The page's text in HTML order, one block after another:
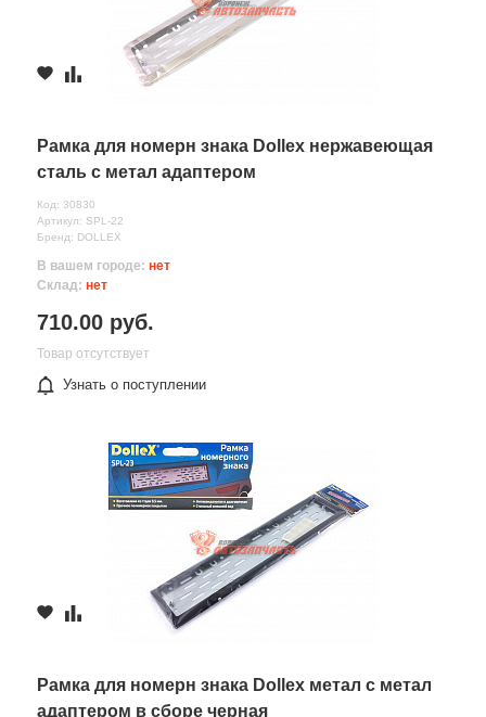
Рамка для номерн знака Dollex нержавеющая
сталь с метал адаптером
Код: 30830
Артикул: SPL-22
Бренд: DOLLEX
В вашем городе: нет
Склад: нет
710.00 руб.
Товар отсутствует
Узнать о поступлении
Рамка для номерн знака Dollex метал с метал
адаптером в сборе черная